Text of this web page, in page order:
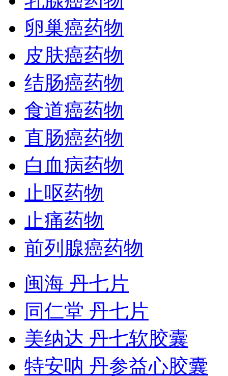
卵巢癌药物
皮肤癌药物
结肠癌药物
食道癌药物
直肠癌药物
白血病药物
止呕药物
止痛药物
前列腺癌药物
闽海 丹七片
同仁堂 丹七片
美纳达 丹七软胶囊
特安呐 丹参益心胶囊